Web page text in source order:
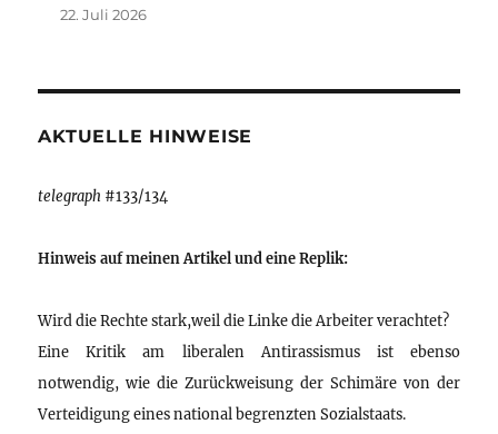
22. Juli 2026
AKTUELLE HINWEISE
telegraph #133/134
Hinweis auf meinen Artikel und eine Replik:
Wird die Rechte stark,weil die Linke die Arbeiter verachtet?
Eine Kritik am liberalen Antirassismus ist ebenso
notwendig, wie die Zurückweisung der Schimäre von der
Verteidigung eines national begrenzten Sozialstaats.